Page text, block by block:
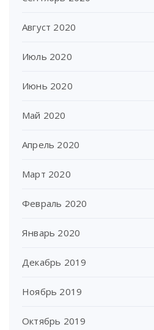
Август 2020
Июль 2020
Июнь 2020
Май 2020
Апрель 2020
Март 2020
Февраль 2020
Январь 2020
Декабрь 2019
Ноябрь 2019
Октябрь 2019